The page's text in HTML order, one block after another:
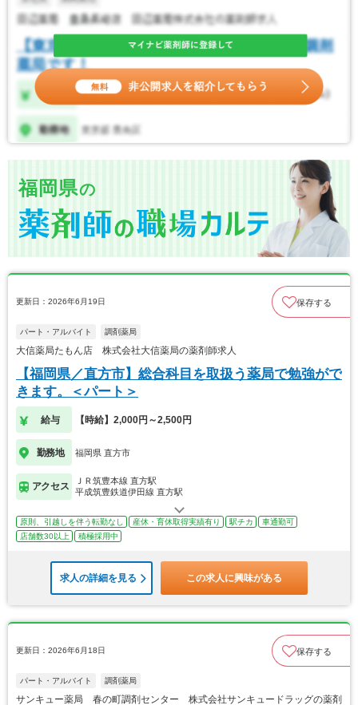
福岡県の
更新日：2026年6月19日 保存する
パート・アルバイト 調剤薬局
大信薬局たもん店 株式会社大信薬局の薬剤師求人
【福岡県／直方市】総合科目を取扱う薬局で勉強がで
きます。＜パート＞
給与 【時給】2,000円～2,500円
勤務地 福岡県 直方市
アクセス
ＪＲ筑豊本線 直方駅
平成筑豊鉄道伊田線 直方駅
原則、引越しを伴う転勤なし 産休・育休取得実績有り 駅チカ
車通勤可
店舗数30以上
積極採用中
求人の詳細を見る この求人に興味がある
更新日：2026年6月18日 保存する
パート・アルバイト 調剤薬局
サンキュー薬局 春の町調剤センター 株式会社サンキュードラッグの薬剤